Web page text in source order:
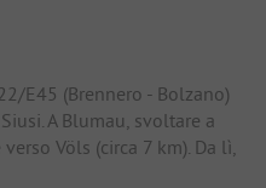
E45 (Brennero - Bolzano)
A Blumau, svoltare a
Völs (circa 7 km). Da lì,